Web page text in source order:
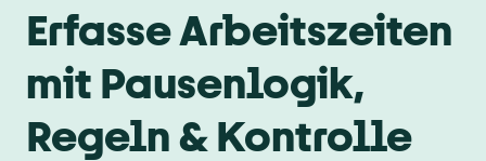
Erfasse Arbeitszeiten
mit Pausenlogik,
Regeln & Kontrolle